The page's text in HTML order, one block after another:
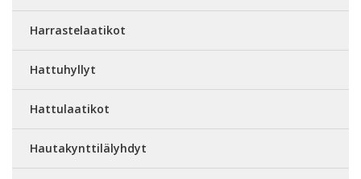
Harrastelaatikot
Hattuhyllyt
Hattulaatikot
Hautakynttilälyhdyt